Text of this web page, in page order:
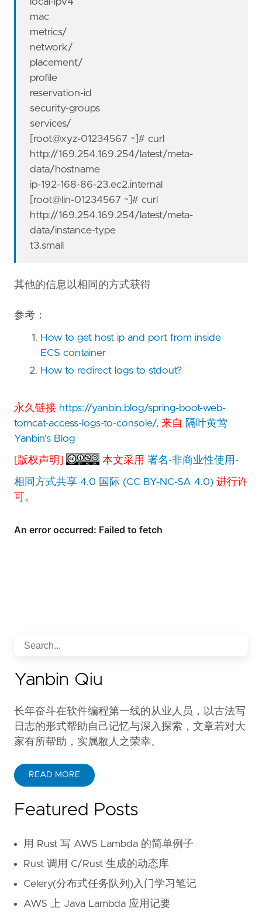
mac
metrics/
network/
placement/
profile
reservation-id
security-groups
services/
[root@xyz-01234567 ~]# curl
http://169.254.169.254/latest/meta-
data/hostname
ip-192-168-86-23.ec2.internal
[root@lin-01234567 ~]# curl
http://169.254.169.254/latest/meta-
data/instance-type
t3.small
其他的信息以相同的方式获得
参考：
How to get host ip and port from inside
ECS container
How to redirect logs to stdout?
永久链接 https://yanbin.blog/spring-boot-web-
tomcat-access-logs-to-console/, 来自
隔叶黄莺
Yanbin's Blog
[版权声明] 本文采用署名-非商业性使用-
相同方式共享 4.0 国际 (CC BY-NC-SA 4.0) 进行许
可。
Yanbin Qiu
长年奋斗在软件编程第一线的从业人员，以古法写
日志的形式帮助自己记忆与深入探索，文章若对大
家有所帮助，实属敝人之荣幸。
READ MORE
Featured Posts
用 Rust 写 AWS Lambda 的简单例子
Rust 调用 C/Rust 生成的动态库
Celery(分布式任务队列)入门学习笔记
AWS 上 Java Lambda 应用记要